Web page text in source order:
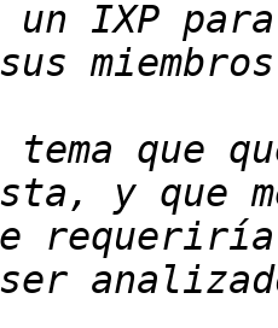
tema que